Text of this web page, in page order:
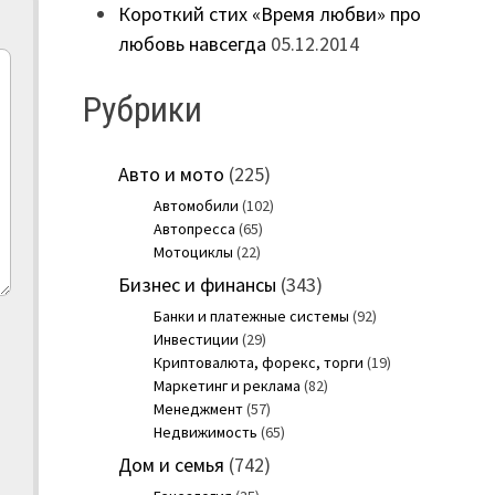
Короткий стих «Время любви» про
любовь навсегда 05.12.2014
Рубрики
Авто и мото (225)
Автомобили (102)
Автопресса (65)
Мотоциклы (22)
Бизнес и финансы (343)
Банки и платежные системы (92)
Инвестиции (29)
Криптовалюта, форекс, торги (19)
Маркетинг и реклама (82)
Менеджмент(57)
Недвижимость (65)
Дом и семья (742)